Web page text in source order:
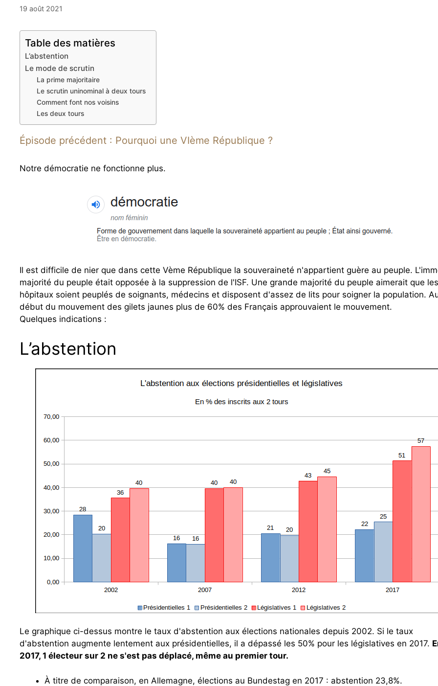
19 août 2021
Table des matières
L’abstention
Le mode de scrutin
La prime majoritaire
Le scrutin uninominal à deux tours
Comment font nos voisins
Les deux tours
Épisode précédent : Pourquoi une VIème République ?
Notre démocratie ne fonctionne plus.
Il est difficile de nier que dans cette Vème République la souveraineté n'appartient guère au peuple.
majorité du peuple était opposée à la suppression de l'ISF. Une grande majorité du peuple aimerait que les
hôpitaux soient peuplés de soignants, médecins et disposent d'assez de lits pour soigner la population.
début du mouvement des gilets jaunes plus de 60% des Français approuvaient le mouvement.
Quelques indications :
L’abstention
Le graphique ci-dessus montre le taux d'abstention aux élections nationales depuis 2002. Si le taux
d'abstention augmente lentement aux présidentielles, il a dépassé les 50% pour les législatives en 2017.
2017, 1 électeur sur 2 ne s'est pas déplacé, même au premier tour.
À titre de comparaison, en Allemagne, élections au Bundestag en 2017 : abstention 23,8%.